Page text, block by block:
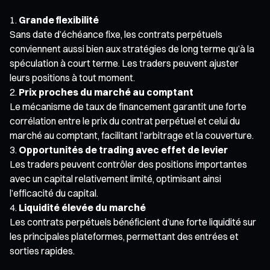
Grande flexibilité
Sans date d’échéance fixe, les contrats perpétuels
conviennent aussi bien aux stratégies de long terme qu’à la
spéculation à court terme. Les traders peuvent ajuster
leurs positions à tout moment.
Prix proches du marché au comptant
Le mécanisme de taux de financement garantit une forte
corrélation entre le prix du contrat perpétuel et celui du
marché au comptant, facilitant l’arbitrage et la couverture.
Opportunités de trading avec effet de levier
Les traders peuvent contrôler des positions importantes
avec un capital relativement limité, optimisant ainsi
l’efficacité du capital.
Liquidité élevée du marché
Les contrats perpétuels bénéficient d’une forte liquidité sur
les principales plateformes, permettant des entrées et
sorties rapides.